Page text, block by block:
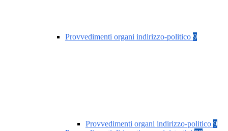
Provvedimenti organi indirizzo-politico 9
Provvedimenti organi indirizzo-politico 9